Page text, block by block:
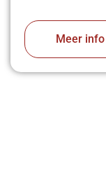
Meer info